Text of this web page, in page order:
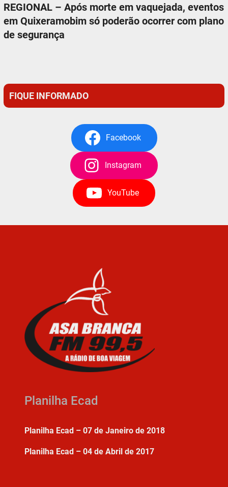
REGIONAL – Após morte em vaquejada, eventos
em Quixeramobim só poderão ocorrer com plano
de segurança
FIQUE INFORMADO
Facebook
Instagram
YouTube
Planilha Ecad
Planilha Ecad – 07 de Janeiro de 2018
Planilha Ecad – 04 de Abril de 2017